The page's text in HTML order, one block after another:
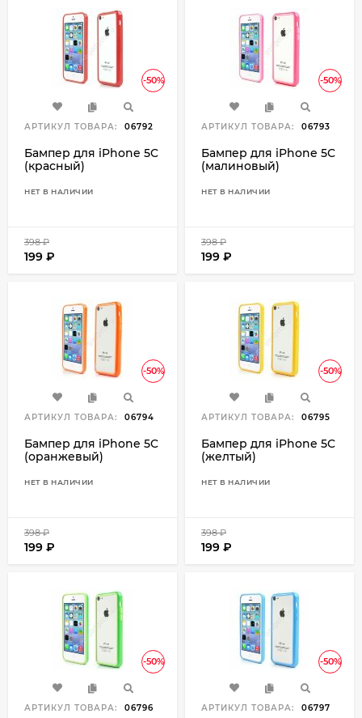
-50%
АРТИКУЛ ТОВАРА: 06792
Бампер для iPhone 5C
(красный)
НЕТ В НАЛИЧИИ
398₽
199 ₽
-50%
АРТИКУЛ ТОВАРА: 06793
Бампер для iPhone 5C
(малиновый)
НЕТ В НАЛИЧИИ
398₽
199 ₽
-50%
АРТИКУЛ ТОВАРА: 06794
Бампер для iPhone 5C
(оранжевый)
НЕТ В НАЛИЧИИ
398₽
199 ₽
-50%
АРТИКУЛ ТОВАРА: 06795
Бампер для iPhone 5C
(желтый)
НЕТ В НАЛИЧИИ
398₽
199 ₽
-50%
АРТИКУЛ ТОВАРА: 06796
-50%
АРТИКУЛ ТОВАРА: 06797